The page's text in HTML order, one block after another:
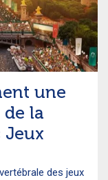
une
la
Jeux
des jeux